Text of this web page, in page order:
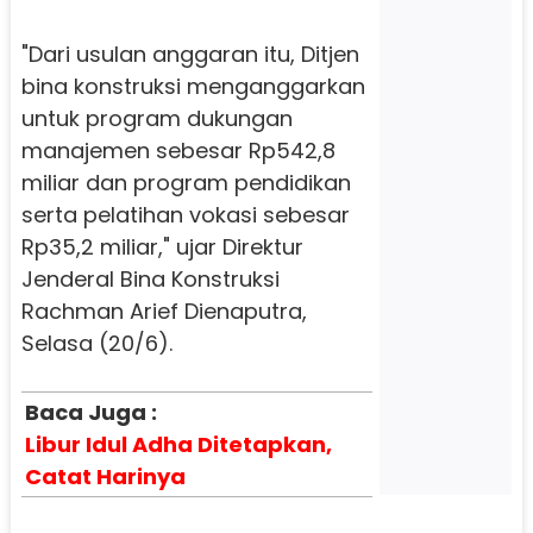
"Dari usulan anggaran itu, Ditjen
bina konstruksi menganggarkan
untuk program dukungan
manajemen sebesar Rp542,8
miliar dan program pendidikan
serta pelatihan vokasi sebesar
Rp35,2 miliar," ujar Direktur
Jenderal Bina Konstruksi
Rachman Arief Dienaputra,
Selasa (20/6).
Baca Juga :
Libur Idul Adha Ditetapkan,
Catat Harinya